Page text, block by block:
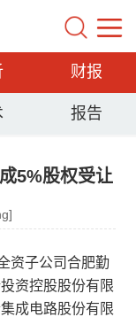
财报
报告
5%股权受让
资子公司合肥勤
资控股股份有限
成电路股份有限